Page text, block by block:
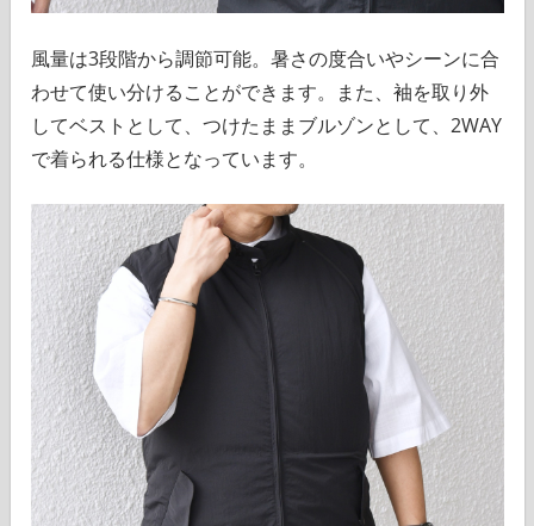
風量は3段階から調節可能。暑さの度合いやシーンに合
わせて使い分けることができます。また、袖を取り外
してベストとして、つけたままブルゾンとして、2WAY
で着られる仕様となっています。